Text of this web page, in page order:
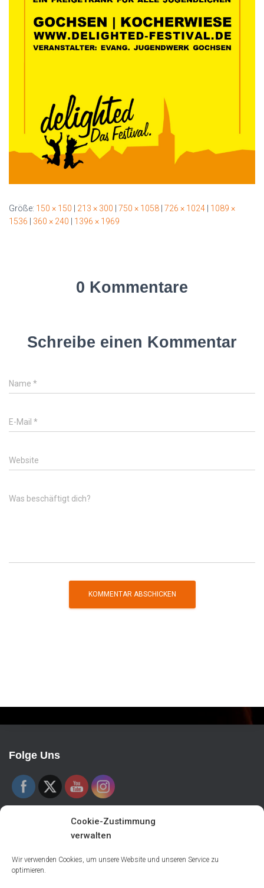
Cookie-Zustimmung
verwalten
Wir verwenden Cookies, um unsere Website und unseren Service zu
optimieren.
Größe: 150 × 150 | 213 × 300 | 750 × 1058 | 726 × 1024 | 1089 ×
1536 | 360 × 240 | 1396 × 1969
0 Kommentare
Schreibe einen Kommentar
Name *
E-Mail *
Website
Was beschäftigt dich?
Folge Uns
Evangelisches Jugendwerk Gochsen